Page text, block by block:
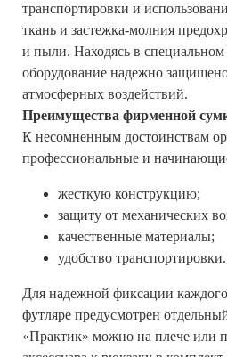
транспортировки и
ткань и застежка-молния
и пыли. Находясь в специальном
оборудование надежно
атмосферных воздействий.
Преимущества фирменной
К несомненным достоинствам
профессиональные и
жесткую конструкцию;
защиту от механических
качественные материалы;
удобство транспортировки.
Для надежной фиксации каждого
футляре предусмотрен
«Практик» можно на плече или